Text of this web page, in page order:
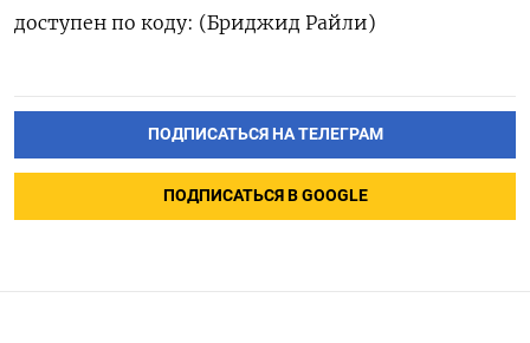
доступен по коду: (Бриджид Райли)
ПОДПИСАТЬСЯ НА ТЕЛЕГРАМ
ПОДПИСАТЬСЯ В GOOGLE